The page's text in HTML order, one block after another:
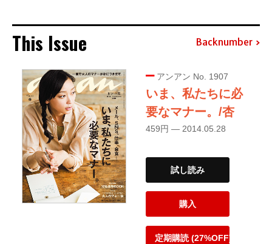
This Issue Backnumber
アンアン No. 1907
いま、私たちに必
要なマナー。/杏
459円 — 2014.05.28
試し読み
購入
定期購読 (27%OFF)